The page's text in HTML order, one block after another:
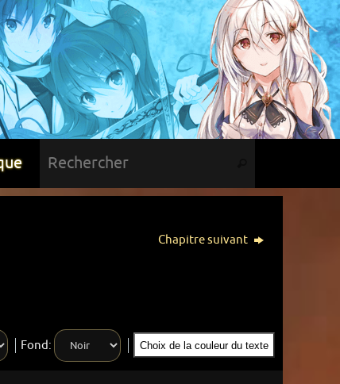
Chapitre suivant
Fond: Choix de la couleur du texte